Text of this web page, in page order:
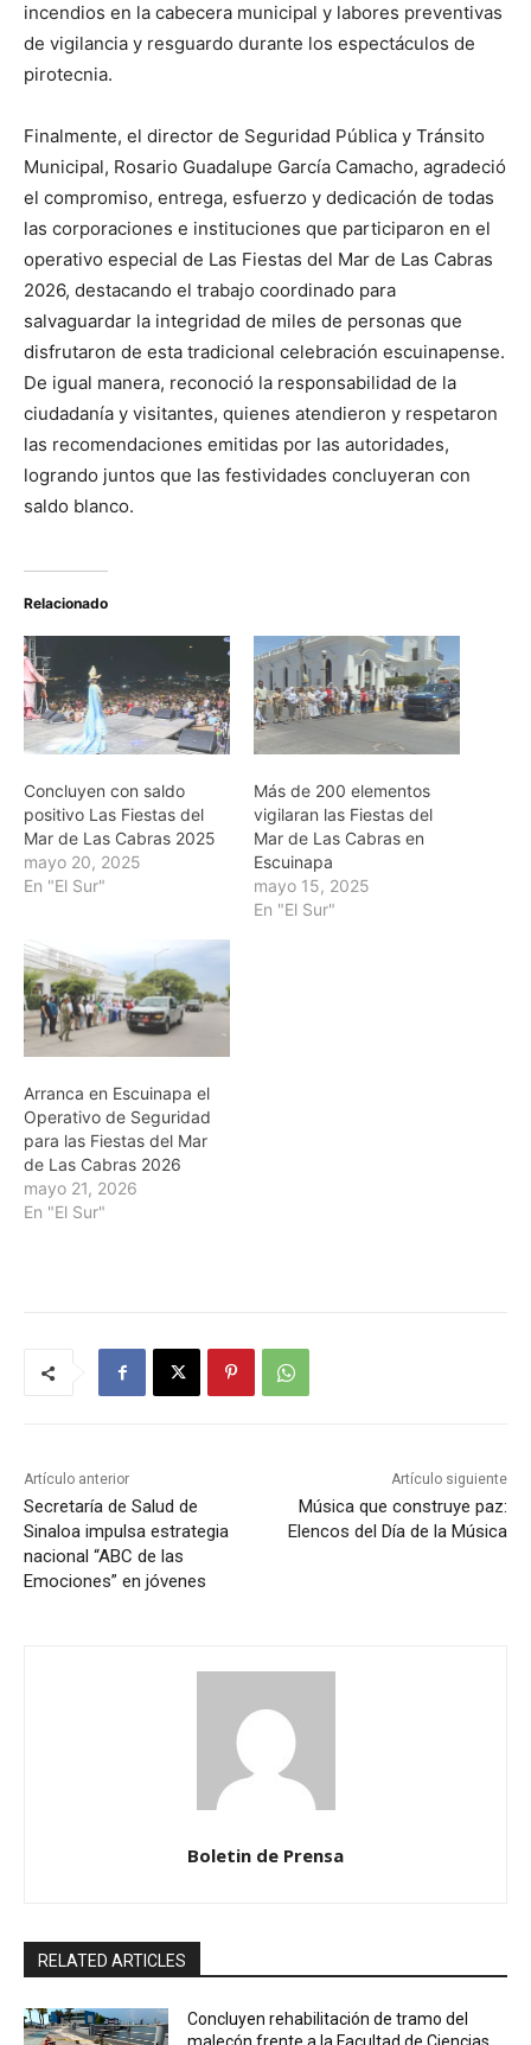
incendios en la cabecera municipal y labores preventivas
de vigilancia y resguardo durante los espectáculos de
pirotecnia.
Finalmente, el director de Seguridad Pública y Tránsito
Municipal, Rosario Guadalupe García Camacho, agradeció
el compromiso, entrega, esfuerzo y dedicación de todas
las corporaciones e instituciones que participaron en el
operativo especial de Las Fiestas del Mar de Las Cabras
2026, destacando el trabajo coordinado para
salvaguardar la integridad de miles de personas que
disfrutaron de esta tradicional celebración escuinapense.
De igual manera, reconoció la responsabilidad de la
ciudadanía y visitantes, quienes atendieron y respetaron
las recomendaciones emitidas por las autoridades,
logrando juntos que las festividades concluyeran con
saldo blanco.
Relacionado
Concluyen con saldo
positivo Las Fiestas del
Mar de Las Cabras 2025
mayo 20, 2025
En "El Sur"
Más de 200 elementos
vigilaran las Fiestas del
Mar de Las Cabras en
Escuinapa
mayo 15, 2025
En "El Sur"
Arranca en Escuinapa el
Operativo de Seguridad
para las Fiestas del Mar
de Las Cabras 2026
mayo 21, 2026
En "El Sur"
Artículo anterior
Secretaría de Salud de
Sinaloa impulsa estrategia
nacional “ABC de las
Emociones” en jóvenes
Artículo siguiente
Música que construye paz:
Elencos del Día de la Música
Boletin de Prensa
RELATED ARTICLES
Concluyen rehabilitación de tramo del